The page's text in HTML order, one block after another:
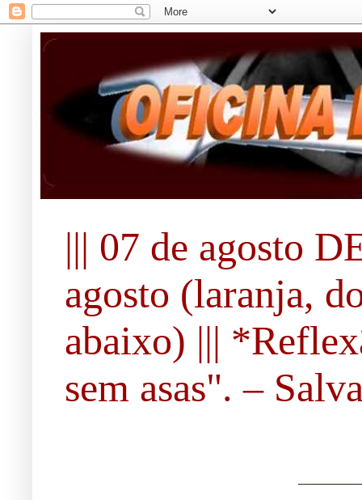
||| 07 de agosto
agosto (laranja,
abaixo) |||
sem asas". –